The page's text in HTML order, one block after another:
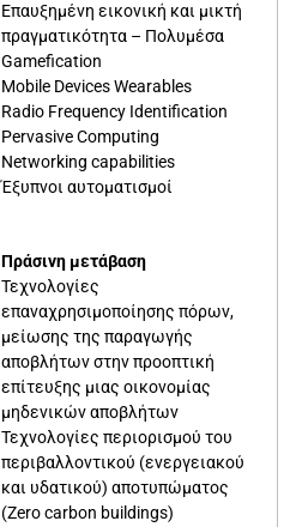
Επαυξημένη εικονική και μικτή
πραγματικότητα – Πολυμέσα
Gamefication
Mobile Devices Wearables
Radio Frequency Identification
Pervasive Computing
Networking capabilities
Έξυπνοι αυτοματισμοί
Πράσινη μετάβαση
Τεχνολογίες
επαναχρησιμοποίησης πόρων,
μείωσης της παραγωγής
αποβλήτων στην προοπτική
επίτευξης μιας οικονομίας
μηδενικών αποβλήτων
Τεχνολογίες περιορισμού του
περιβαλλοντικού (ενεργειακού
και υδατικού) αποτυπώματος
(Zero carbon buildings)